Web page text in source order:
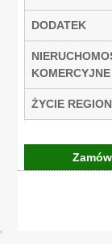
DODATEK
KOMERCYJNE
ŻYCIE